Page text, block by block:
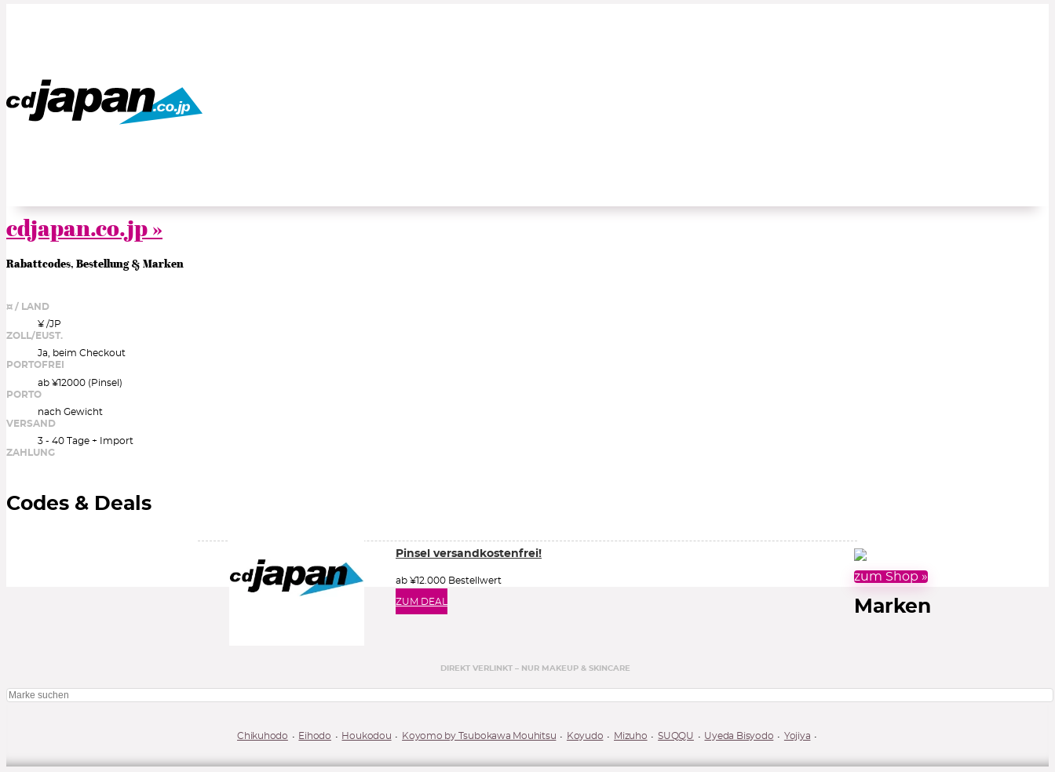
cdjapan.co.jp »
Rabattcodes, Bestellung & Marken
¤ / LAND
¥ /JP
ZOLL/EUST.
Ja, beim Checkout
PORTOFREI
ab ¥12000 (Pinsel)
PORTO
nach Gewicht
VERSAND
3 - 40 Tage + Import
ZAHLUNG
Codes & Deals
Pinsel versandkostenfrei!
ab ¥12.000 Bestellwert
ZUM DEAL
zum Shop »
Marken
DIREKT VERLINKT – NUR MAKEUP & SKINCARE
Chikuhodo Eihodo Houkodou Koyomo by Tsubokawa Mouhitsu Koyudo Mizuho SUQQU Uyeda Bisyodo Yojiya